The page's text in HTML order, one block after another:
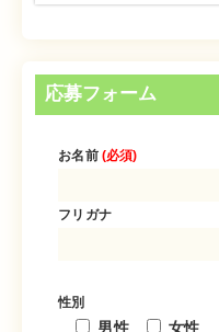
応募フォーム
お名前 (必須)
フリガナ
性別
男性 女性